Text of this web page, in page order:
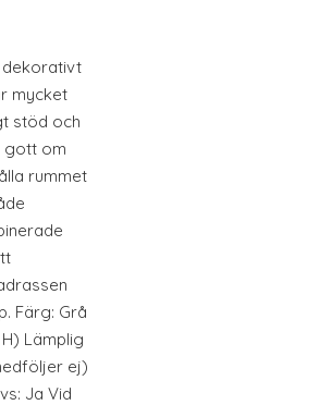
dekorativt
mycket
stöd och
gott om
rummet
Färg: Grå
Lämplig
ej)
Ja Vid